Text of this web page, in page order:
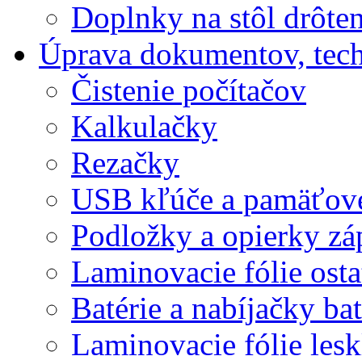
Doplnky na stôl
Úprava dokumentov,
Čistenie počítačov
Kalkulačky
Rezačky
USB kľúče a
Podložky a opierky
Laminovacie fólie
Batérie a nabíjačky
Laminovacie fólie